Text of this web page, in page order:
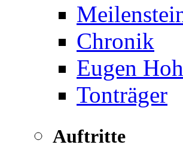
Chronik
Eugen
Tonträger
Auftritte